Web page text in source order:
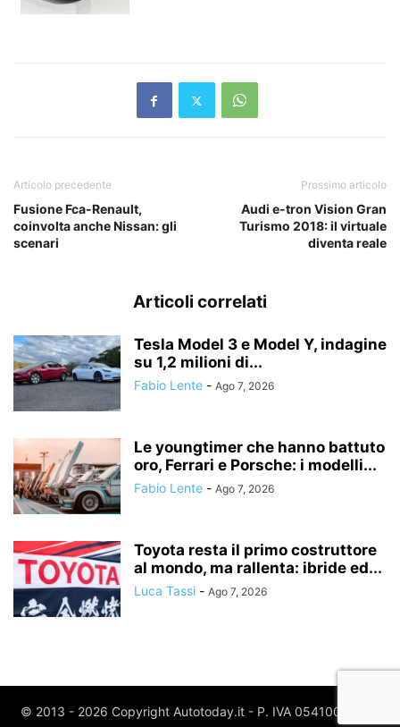
Articolo precedente
Fusione Fca-Renault,
coinvolta anche Nissan: gli
scenari
Prossimo articolo
Audi e-tron Vision Gran
Turismo 2018: il virtuale
diventa reale
Articoli correlati
Tesla Model 3 e Model Y, indagine
su 1,2 milioni di...
Fabio Lente - Ago 7, 2026
Le youngtimer che hanno battuto
oro, Ferrari e Porsche: i modelli...
Fabio Lente - Ago 7, 2026
Toyota resta il primo costruttore
al mondo, ma rallenta: ibride ed...
Luca Tassi - Ago 7, 2026
© 2013 - 2026 Copyright Autotoday.it - P. IVA 05410020969